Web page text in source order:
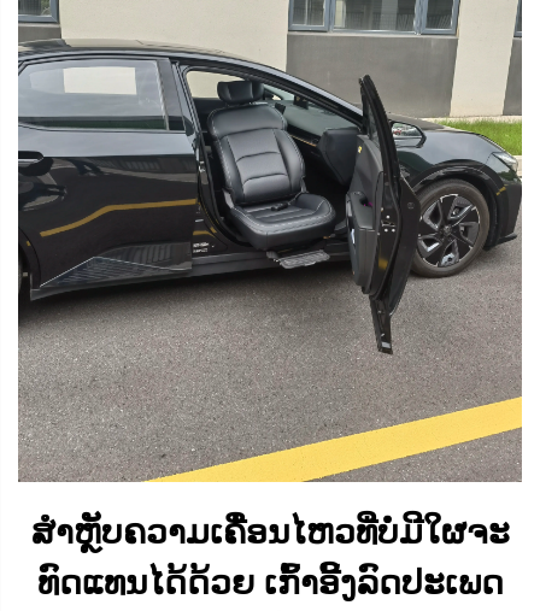
ສຳຫຼັບຄວາມເຄື່ອນໄຫວທີ່ບໍ່ມີໃຜຈະ
ທົດແທນໄດ້ດ້ວຍ ເກົ້າອີ້ງລົດປະເພດ